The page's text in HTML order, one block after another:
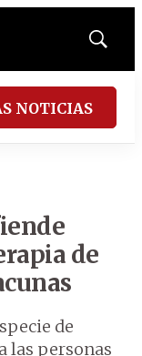
Mostrar
NOTICIAS
de
de
las personas